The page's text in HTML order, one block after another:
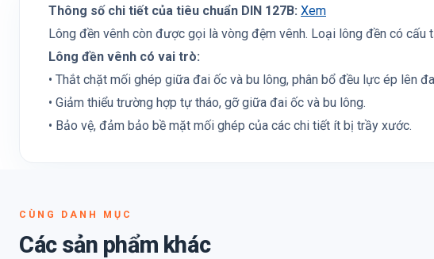
Thông số chi tiết của tiêu chuẩn DIN 127B: Xem
Lông đền vênh còn được gọi là vòng đệm vênh. Loại lông đền có
Lông đền vênh có vai trò:
• Thắt chặt mối ghép giữa đai ốc và bu lông, phân bổ đều lực ép lên
• Giảm thiểu trường hợp tự tháo, gỡ giữa đai ốc và bu lông.
• Bảo vệ, đảm bảo bề mặt mối ghép của các chi tiết ít bị trầy xước.
CÙNG DANH MỤC
Các sản phẩm khác